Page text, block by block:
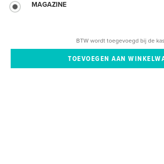
MAGAZINE
BTW wordt toegevoegd bij de